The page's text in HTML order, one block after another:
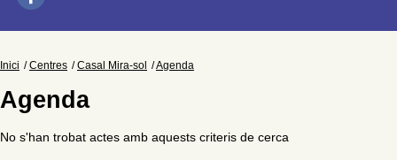
Inici Centres Casal Mira-sol Agenda
Agenda
No s'han trobat actes amb aquests criteris de cerca